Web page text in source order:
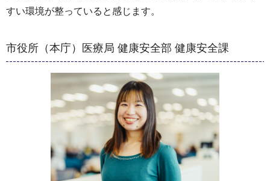
すい環境が整っていると感じます。
市役所（本庁）医療局 健康安全部 健康安全課